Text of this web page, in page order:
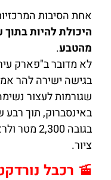
אחת הסיבות
היכולת להיות
מהטבע.
לא מדובר ב"פארק
בגישה ישירה להר
שגורמות לעצור
באינסברוק, תוך
בגובה
ציור.